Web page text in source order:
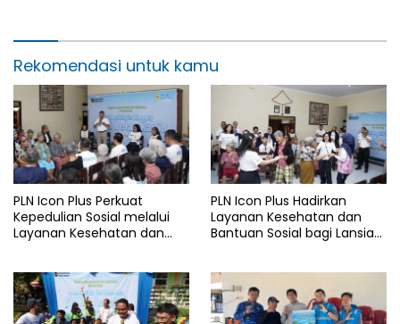
Rekomendasi untuk kamu
PLN Icon Plus Perkuat
Kepedulian Sosial melalui
Layanan Kesehatan dan
PLN Icon Plus Hadirkan
Layanan Kesehatan dan
Bantuan Sosial bagi Lansia